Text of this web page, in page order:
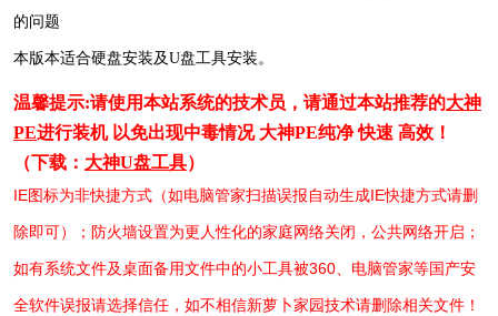
的问题
本版本适合硬盘安装及U盘工具安装。
温馨提示:请使用本站系统的技术员，请通过本站推荐的大神
PE进行装机 以免出现中毒情况 大神PE纯净 快速 高效！
（下载： 大神U盘工具）
IE图标为非快捷方式（如电脑管家扫描误报自动生成IE快捷方式请删
除即可）；防火墙设置为更人性化的家庭网络关闭，公共网络开启；
如有系统文件及桌面备用文件中的小工具被360、电脑管家等国产安
全软件误报请选择信任，如不相信新萝卜家园技术请删除相关文件！